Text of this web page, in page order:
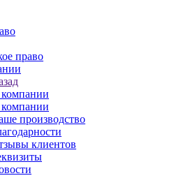
право
производство
клиентов